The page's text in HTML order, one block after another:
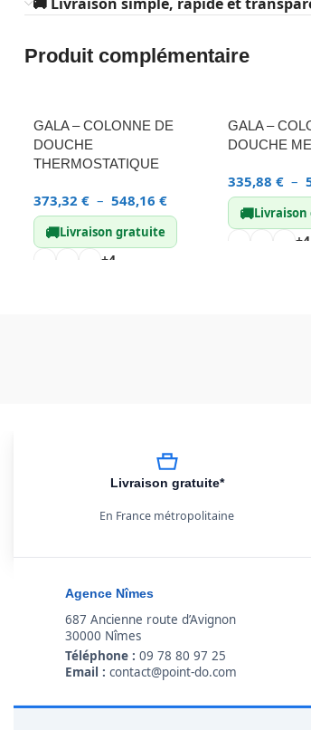
Produit complémentaire
GALA – COLONNE DE
DOUCHE
THERMOSTATIQUE
373,32 € – 548,16 €
🚚Livraison gratuite
+4
GALA –
DOUCHE
335,88 € –
🚚
+4
Livraison gratuite*
En France métropolitaine
Agence Nîmes
687 Ancienne route d’Avignon
30000 Nîmes
Téléphone : 09 78 80 97 25
Email : contact@point-do.com